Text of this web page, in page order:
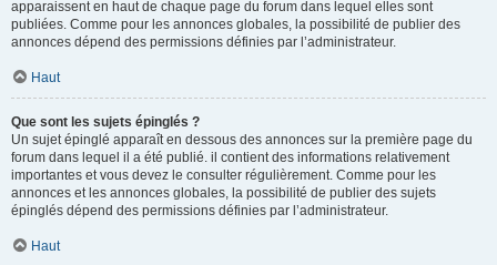
apparaissent en haut de chaque page du forum dans lequel elles sont
publiées. Comme pour les annonces globales, la possibilité de publier des
annonces dépend des permissions définies par l’administrateur.
Haut
Que sont les sujets épinglés ?
Un sujet épinglé apparaît en dessous des annonces sur la première page du
forum dans lequel il a été publié. il contient des informations relativement
importantes et vous devez le consulter régulièrement. Comme pour les
annonces et les annonces globales, la possibilité de publier des sujets
épinglés dépend des permissions définies par l’administrateur.
Haut